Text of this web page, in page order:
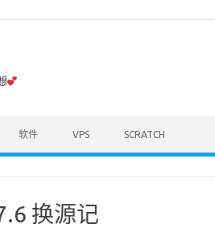
软件 VPS SCRATCH
换源记